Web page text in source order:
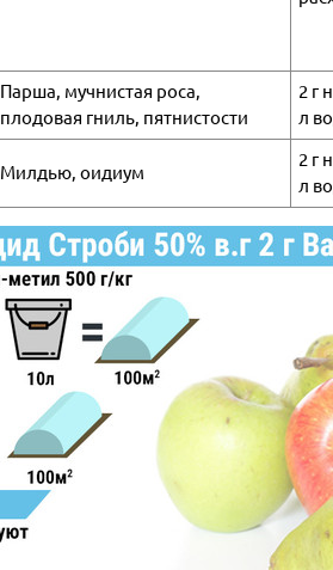
Парша, мучнистая роса,
плодовая гниль, пятнистости
2 г
л
Милдью, оидиум
2 г
л